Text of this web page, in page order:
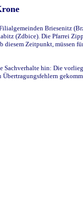
Briesenitz
(Zdbice). Die Pfarrei
Zeitpunkt, müssen
Sachverhalte hin: Die